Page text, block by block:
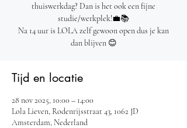
thuiswerkdag? Dan is het ook een fijne
studie/werkplek!💼📚
Na 14 uur is LOLA zelf gewoon open dus je kan
dan blijven 😊
Tijd en locatie
28 nov 2025, 10:00 – 14:00
Lola Lieven, Rodenrijsstraat 43, 1062 JD
Amsterdam, Nederland